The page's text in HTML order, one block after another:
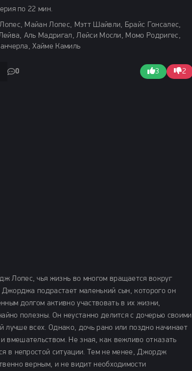
по 22 мин.
Майан Лопес, Мэтт Шайвли, Брайс Гонсалес,
Аль Мадригал, Лейси Мосли, Момо Родригес,
Хайме Камиль
0 3 2
Лопес, чья жизнь во многом вращается вокруг
подрастает маленький сын, которого он
долгом активно участвовать в их жизни,
полезны. Он неустанно делится с дочерью своими
лучше всех. Однако, дочь рано или поздно начинает
вмешательством. Не зная, как вежливо отказать
в непростой ситуации. Тем не менее, Джордж
верным, и не видит необходимости